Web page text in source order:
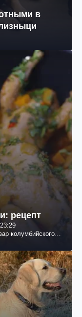
в
рецепт
колумбийского